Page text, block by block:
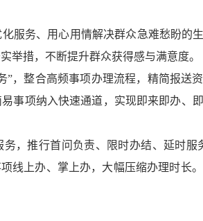
服务、用心用情解决群众急难愁盼的
举措，不断提升群众获得感与满意度。​
”，整合高频事项办理流程，精简报
事项纳入快速通道，实现即来即办
务，推行首问负责、限时办结、延时
线上办、掌上办，大幅压缩办理时